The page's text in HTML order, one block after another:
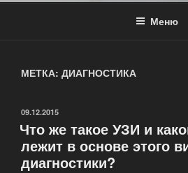
Меню
МЕТКА: ДИАГНОСТИКА
ОПУБЛИКОВАНО
09.12.2015
Что же такое УЗИ и
лежит в основе этого
диагностики?